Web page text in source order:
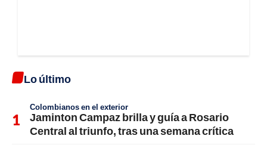
Lo último
Colombianos en el exterior
Jaminton Campaz brilla y guía a Rosario
Central al triunfo, tras una semana crítica